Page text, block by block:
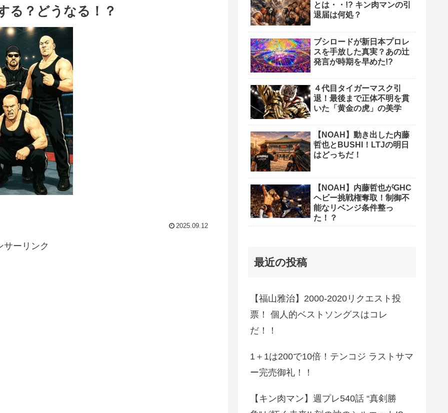
る？どうなる！？
2025.09.12
サーリンク
とは・・!? キン肉マンの引
退届は何処？
ブシロードが新日本プロレ
スを手放した真実？あの辻
発言が時期を早めた!?
４代目タイガーマスク引
退！最後まで正体不明を貫
いた「黄金の虎」の美学
【NOAH】動き出した内藤
哲也とBUSHI！LTJの明日
はどっちだ！
【NOAH】内藤哲也がGHC
ヘビー挑戦権奪取！制御不
能なリベンジ条件整っ
た！？
最近の投稿
【福山雅治】2000-2020リクエスト投
票！ 個人的ベストソングスはコレ
だ！！
1＋1は200で10倍！テンコジ ラストサマ
ー完売御礼！！
【キン肉マン】週プレ540話 “真剣勝